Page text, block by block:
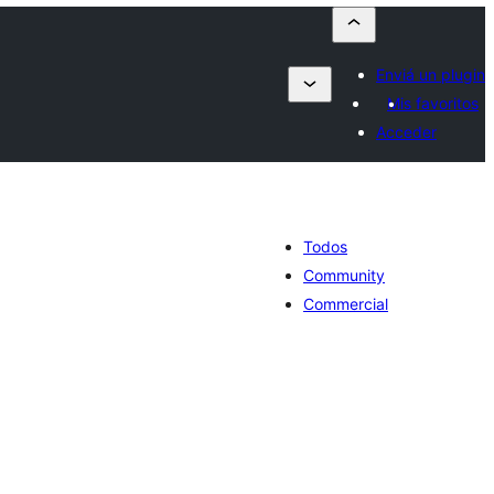
Enviá un plugin
Mis favoritos
Acceder
Todos
Community
Commercial